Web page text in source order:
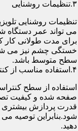
۳.تنظیمات روشنایی
می تواند عمر دستگاه
برای مدت طولانی کار
خستگی چشم نیز می
سطح متوسط باشد.
۴.استفاده مناسب از کنتراست
صفحه شده و کیفیت
قدرت پردازش بیشتری
شود.بنابراین توصیه
دهید.